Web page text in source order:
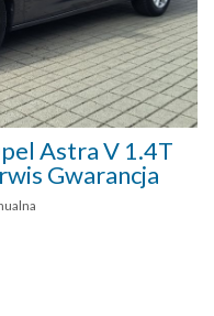
Astra V 1.4T
Gwarancja